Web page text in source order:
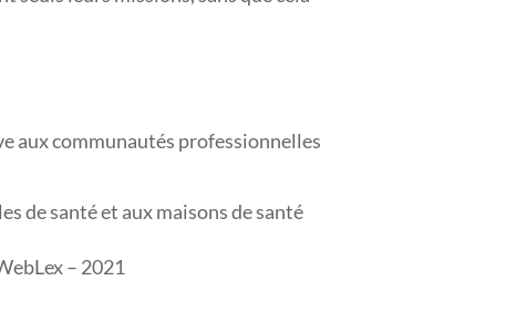
aux communautés professionnelles
de santé et aux maisons de santé
– 2021